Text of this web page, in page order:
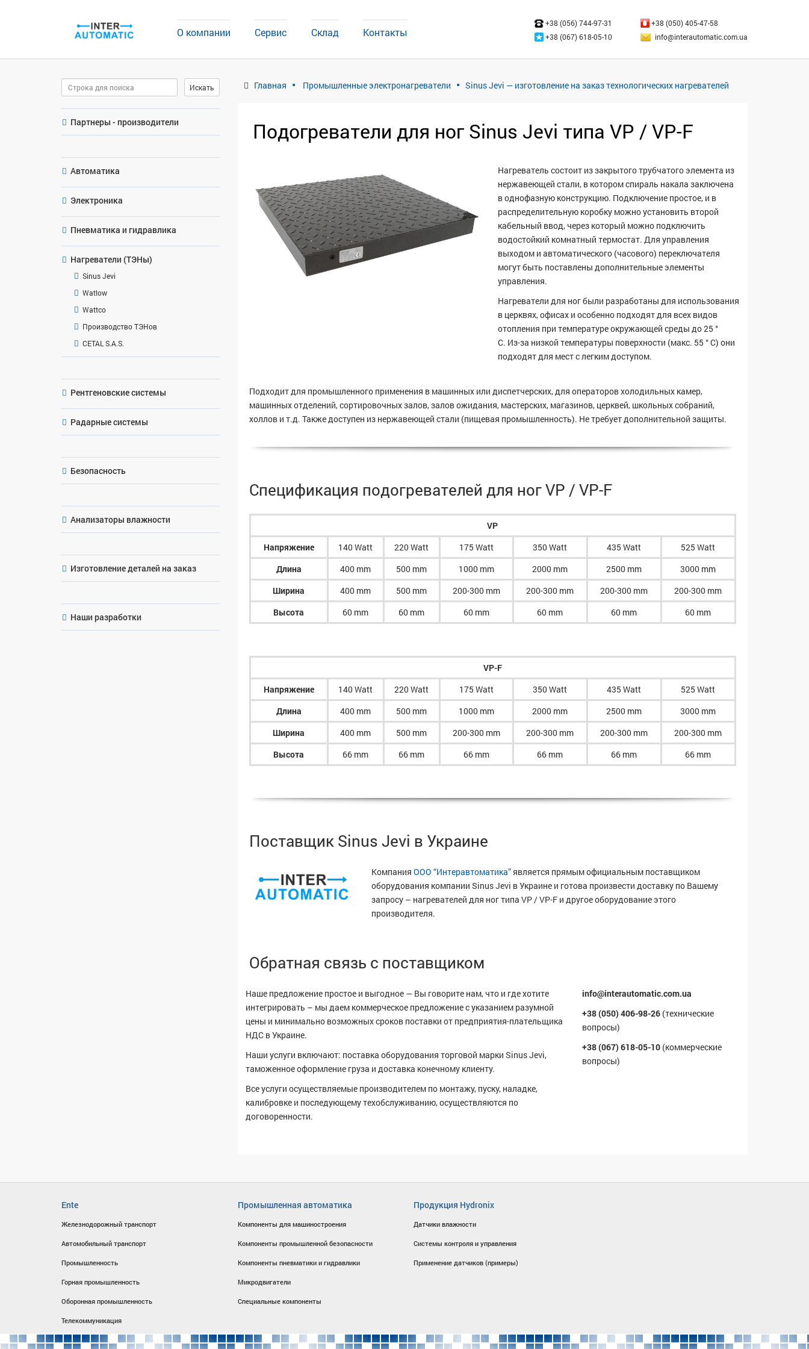
О компании Сервис Склад Контакты
+38 (056) 744-97-31
+38 (050) 405-47-58
+38 (067) 618-05-10
info@interautomatic.com.ua
Поиск
Искать
Партнеры - производители
Автоматика
Электроника
Пневматика и гидравлика
Нагреватели (ТЭНы)
Sinus Jevi
Watlow
Wattco
Производство ТЭНов
CETAL S.A.S.
Рентгеновские системы
Радарные системы
Безопасность
Анализаторы влажности
Изготовление деталей на заказ
Наши разработки
Главная Промышленные электронагреватели Sinus Jevi — изготовление на заказ технологических нагревателей
Подогреватели для ног Sinus Jevi типа VP / VP-F
Нагреватель состоит из закрытого трубчатого элемента из
нержавеющей стали, в котором спираль накала заключена
в однофазную конструкцию. Подключение простое, и в
распределительную коробку можно установить второй
кабельный ввод, через который можно подключить
водостойкий комнатный термостат. Для управления
выходом и автоматического (часового) переключателя
могут быть поставлены дополнительные элементы
управления.
Нагреватели для ног были разработаны для использования
в церквях, офисах и особенно подходят для всех видов
отопления при температуре окружающей среды до 25 °
C. Из-за низкой температуры поверхности (макс. 55 ° C) они
подходят для мест с легким доступом.
Подходит для промышленного применения в машинных или диспетчерских, для операторов холодильных камер,
машинных отделений, сортировочных залов, залов ожидания, мастерских, магазинов, церквей, школьных собраний,
холлов и т.д. Также доступен из нержавеющей стали (пищевая промышленность). Не требует дополнительной защиты.
Спецификация подогревателей для ног VP / VP-F
VP
Напряжение
140 Watt 220 Watt 175 Watt 350 Watt 435 Watt
525 Watt
Длина
400 mm 500 mm 1000 mm 2000 mm 2500 mm
3000 mm
Ширина
400 mm 500 mm 200-300 mm 200-300 mm 200-300 mm
200-300 mm
Высота
60 mm 60 mm 60 mm 60 mm 60 mm 60 mm
VP-F
Напряжение
140 Watt 220 Watt 175 Watt 350 Watt 435 Watt
525 Watt
Длина
400 mm 500 mm 1000 mm 2000 mm 2500 mm
3000 mm
Ширина
400 mm 500 mm 200-300 mm 200-300 mm 200-300 mm
200-300 mm
Высота
66 mm 66 mm 66 mm 66 mm 66 mm 66 mm
Поставщик Sinus Jevi в Украине
КомпанияООО “Интеравтоматика”является прямым официальным поставщиком
оборудования компании Sinus Jevi в Украине и готова произвести доставку по Вашему
запросу – нагревателей для ног типа VP / VP-F и другое оборудование этого
производителя.
Обратная связь с поставщиком
Наше предложение простое и выгодное — Вы говорите нам, что и где хотите
интегрировать – мы даем коммерческое предложение с указанием разумной
цены и минимально возможных сроков поставки от предприятия-плательщика
НДС в Украине.
Наши услуги включают: поставка оборудования торговой марки Sinus Jevi,
таможенное оформление груза и доставка конечному клиенту.
Все услуги осуществляемые производителем по монтажу, пуску, наладке,
калибровке и последующему техобслуживанию, осуществляются по
договоренности.
info@interautomatic.com.ua
+38 (050) 406-98-26 (технические
вопросы)
+38 (067) 618-05-10 (коммерческие
вопросы)
Ente
Железнодорожный транспорт
Автомобильный транспорт
Промышленность
Горная промышленность
Оборонная промышленность
Телекоммуникация
Промышленная автоматика
Компоненты для машиностроения
Компоненты промышленной безопасности
Компоненты пневматики и гидравлики
Микродвигатели
Специальные компоненты
Продукция Hydronix
Датчики влажности
Системы контроля и управления
Применение датчиков (примеры)